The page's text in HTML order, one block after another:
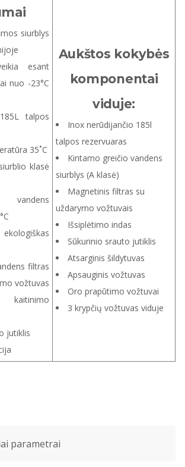
siurblys
esant
nuo -23°C
talpos
35˚C
klasė
vandens
filtras
vožtuvas
kaitinimo
jutiklis
Aukštos kokybės
komponentai
viduje:
Inox nerūdijančio 185l
talpos rezervuaras
Kintamo greičio vandens
siurblys (A klasė)
Magnetinis filtras su
uždarymo vožtuvais
Išsiplėtimo indas
Sūkurinio srauto jutiklis
Atsarginis šildytuvas
Apsauginis vožtuvas
Oro prapūtimo vožtuvai
3 krypčių vožtuvas viduje
parametrai